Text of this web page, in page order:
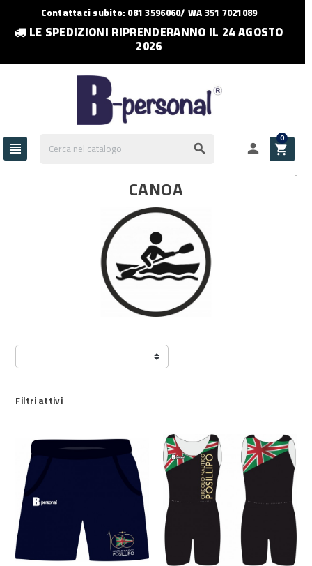
Contattaci subito: 081 3596060/ WA 351 7021089
LE SPEDIZIONI RIPRENDERANNO IL 24 AGOSTO
2026
   
0
CANOA
Filtri attivi